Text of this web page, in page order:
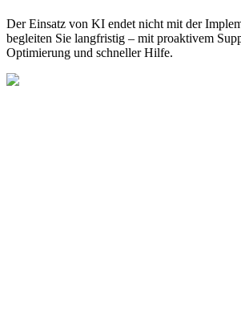
Der Einsatz von KI endet nicht mit der
begleiten Sie langfristig – mit proaktivem
Optimierung und schneller Hilfe.